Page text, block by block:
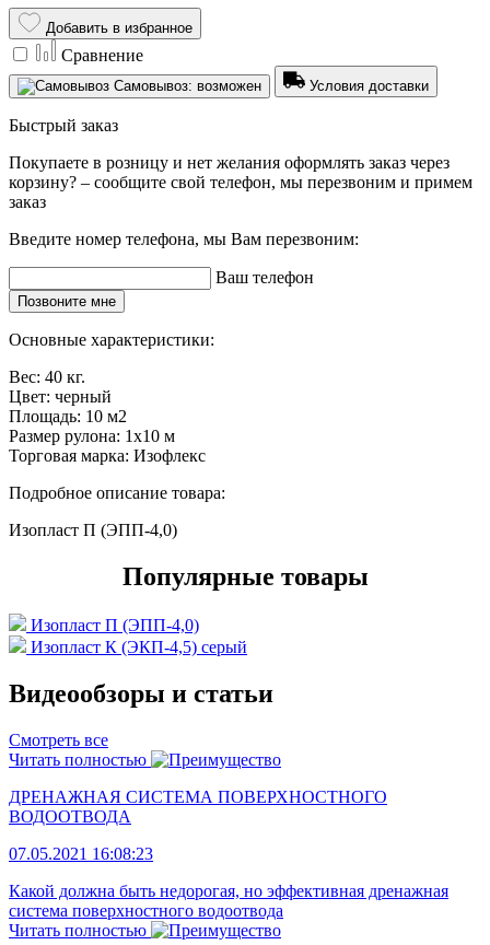
Добавить в избранное
Сравнение
Самовывоз: возможен Условия доставки
Быстрый заказ
Покупаете в розницу и нет желания оформлять заказ через
корзину? – сообщите свой телефон, мы перезвоним и примем
заказ
Введите номер телефона, мы Вам перезвоним:
Ваш телефон
Позвоните мне
Основные характеристики:
Вес: 40 кг.
Цвет: черный
Площадь: 10 м2
Размер рулона: 1x10 м
Торговая марка: Изофлекс
Подробное описание товара:
Изопласт П (ЭПП-4,0)
Популярные товары
Изопласт П (ЭПП-4,0)
Изопласт К (ЭКП-4,5) серый
Видеообзоры и статьи
Смотреть все
Читать полностью
ДРЕНАЖНАЯ СИСТЕМА ПОВЕРХНОСТНОГО
ВОДООТВОДА
07.05.2021 16:08:23
Какой должна быть недорогая, но эффективная дренажная
система поверхностного водоотвода
Читать полностью